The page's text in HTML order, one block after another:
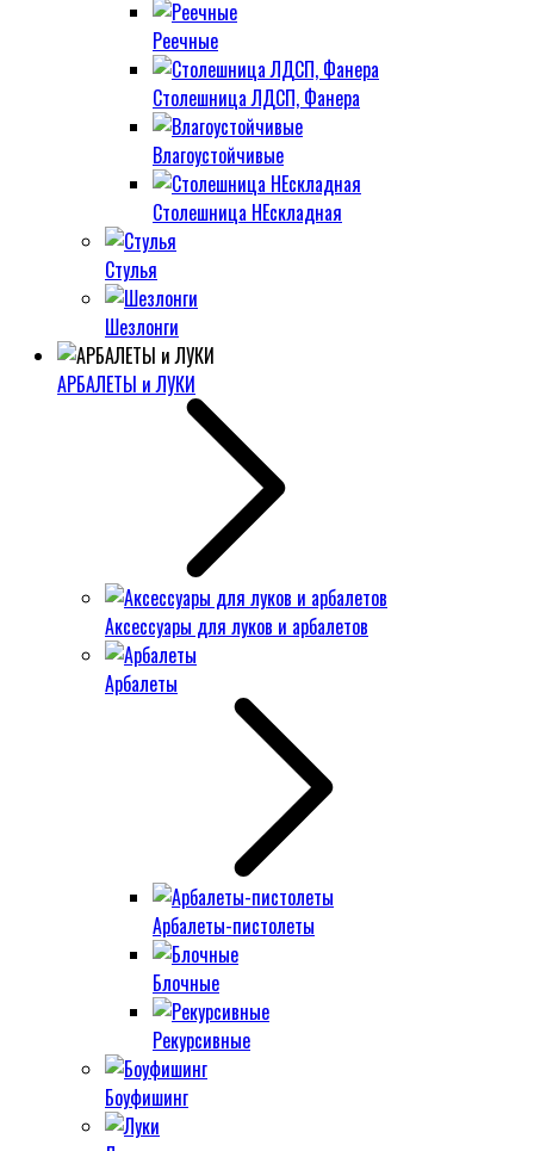
Реечные
Столешница ЛДСП, Фанера
Влагоустойчивые
Столешница НЕскладная
Стулья
Шезлонги
АРБАЛЕТЫ и ЛУКИ
Аксессуары для луков и арбалетов
Арбалеты
Арбалеты-пистолеты
Блочные
Рекурсивные
Боуфишинг